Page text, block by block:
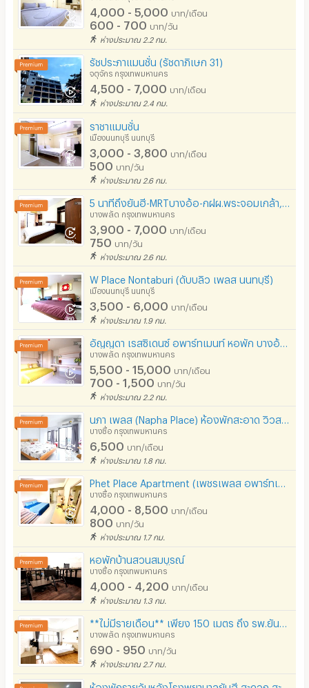
4,000 - 5,000 บาท/เดือน
600 - 700 บาท/วัน
ห่างประมาณ 2.2 กม.
รัชประภาแมนชั่น (รัชดาภิเษก 31)
จตุจักร กรุงเทพมหานคร
4,500 - 7,000 บาท/เดือน
ห่างประมาณ 2.4 กม.
ราชาแมนชั่น
เมืองนนทบุรี นนทบุรี
3,000 - 3,800 บาท/เดือน
500 บาท/วัน
ห่างประมาณ 2.6 กม.
บางพลัด กรุงเทพมหานคร
3,900 - 7,000 บาท/เดือน
750 บาท/วัน
ห่างประมาณ 2.6 กม.
W Place Nontaburi (ดับบลิว เพลส นนทบุรี)
เมืองนนทบุรี นนทบุรี
3,500 - 6,000 บาท/เดือน
ห่างประมาณ 1.9 กม.
บางพลัด กรุงเทพมหานคร
5,500 - 15,000 บาท/เดือน
700 - 1,500 บาท/วัน
ห่างประมาณ 2.2 กม.
บางซื่อ กรุงเทพมหานคร
6,500 บาท/เดือน
ห่างประมาณ 1.8 กม.
บางซื่อ กรุงเทพมหานคร
4,000 - 8,500 บาท/เดือน
800 บาท/วัน
ห่างประมาณ 1.7 กม.
หอพักบ้านสวนสมบูรณ์
บางซื่อ กรุงเทพมหานคร
4,000 - 4,200 บาท/เดือน
ห่างประมาณ 1.3 กม.
บางพลัด กรุงเทพมหานคร
690 - 950 บาท/วัน
ห่างประมาณ 2.7 กม.